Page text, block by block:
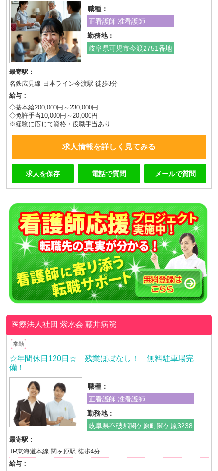
職種：
正看護師 准看護師
勤務地：
岐阜県可児市今渡2751番地
最寄駅：
名鉄広見線 日本ライン今渡駅 徒歩3分
給与：
◇基本給200,000円～230,000円
◇免許手当10,000円～20,000円
※経験に応じて資格・役職手当あり
求人情報を詳しく見てみる
求人を保存 電話で質問 メールで質問
医療法人社団 紫水会藤井病院
常勤
☆年間休日120日☆ 残業ほぼなし！ 無料駐車場完
備！
職種：
正看護師 准看護師
勤務地：
岐阜県不破郡関ケ原町関ケ原3238
最寄駅：
JR東海道本線 関ヶ原駅 徒歩4分
給与：